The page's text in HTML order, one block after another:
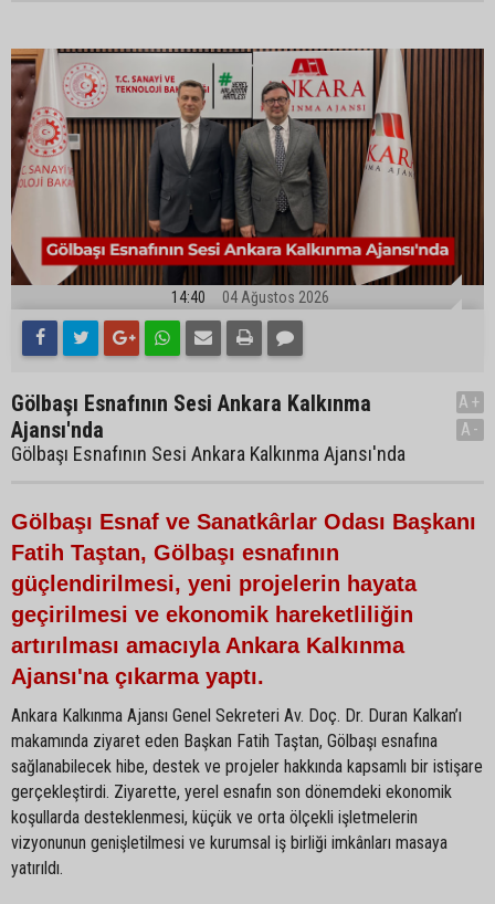
14:40 04 Ağustos 2026
Gölbaşı Esnafının Sesi Ankara Kalkınma
Ajansı'nda
Gölbaşı Esnafının Sesi Ankara Kalkınma Ajansı'nda
A+
A-
Gölbaşı Esnaf ve Sanatkârlar Odası Başkanı
Fatih Taştan, Gölbaşı esnafının
güçlendirilmesi, yeni projelerin hayata
geçirilmesi ve ekonomik hareketliliğin
artırılması amacıyla Ankara Kalkınma
Ajansı'na çıkarma yaptı.
Ankara Kalkınma Ajansı Genel Sekreteri Av. Doç. Dr. Duran Kalkan’ı
makamında ziyaret eden Başkan Fatih Taştan, Gölbaşı esnafına
sağlanabilecek hibe, destek ve projeler hakkında kapsamlı bir istişare
gerçekleştirdi. Ziyarette, yerel esnafın son dönemdeki ekonomik
koşullarda desteklenmesi, küçük ve orta ölçekli işletmelerin
vizyonunun genişletilmesi ve kurumsal iş birliği imkânları masaya
yatırıldı.